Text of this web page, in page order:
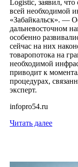
Logistic, заявил,
всей необходимой
«Забайкальск». —
дальневосточном
особенно
сейчас на них
товаропотока на
необходимой
приводит к
процедурах,
эксперт.
infopro54.ru
Читать далее